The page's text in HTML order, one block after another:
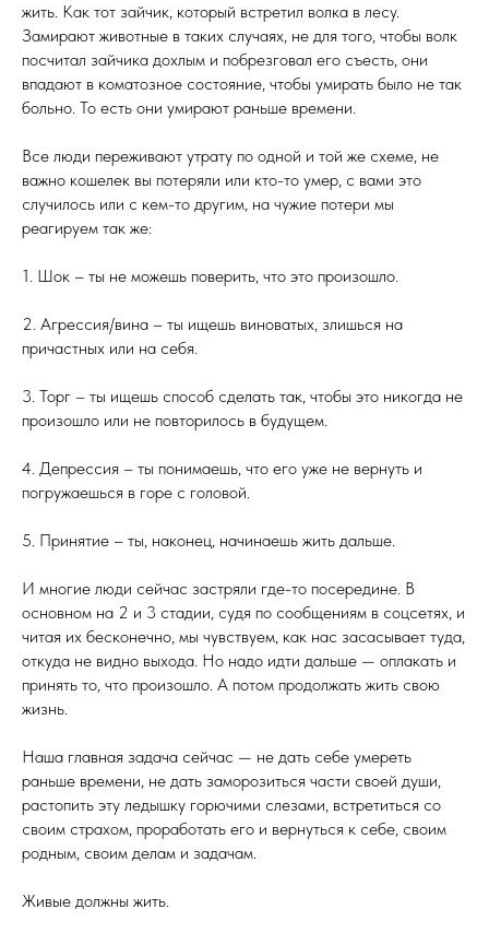
жить. Как тот зайчик, который встретил волка в лесу.
Замирают животные в таких случаях, не для того, чтобы волк
посчитал зайчика дохлым и побрезговал его съесть, они
впадают в коматозное состояние, чтобы умирать было не так
больно. То есть они умирают раньше времени.
Все люди переживают утрату по одной и той же схеме, не
важно кошелек вы потеряли или кто-то умер, с вами это
случилось или с кем-то другим, на чужие потери мы
реагируем так же:
1. Шок – ты не можешь поверить, что это произошло.
2. Агрессия/вина – ты ищешь виноватых, злишься на
причастных или на себя.
3. Торг – ты ищешь способ сделать так, чтобы это никогда не
произошло или не повторилось в будущем.
4. Депрессия – ты понимаешь, что его уже не вернуть и
погружаешься в горе с головой.
5. Принятие – ты, наконец, начинаешь жить дальше.
И многие люди сейчас застряли где-то посередине. В
основном на 2 и 3 стадии, судя по сообщениям в соцсетях, и
читая их бесконечно, мы чувствуем, как нас засасывает туда,
откуда не видно выхода. Но надо идти дальше — оплакать и
принять то, что произошло. А потом продолжать жить свою
жизнь.
Наша главная задача сейчас — не дать себе умереть
раньше времени, не дать заморозиться части своей души,
растопить эту ледышку горючими слезами, встретиться со
своим страхом, проработать его и вернуться к себе, своим
родным, своим делам и задачам.
Живые должны жить.